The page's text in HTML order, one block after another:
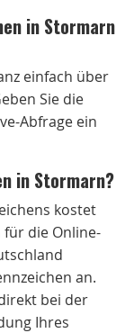
in Stormarn
einfach über
Sie die
Abfrage ein
in Stormarn?
kostet
für die Online-
an.
bei der
Ihres